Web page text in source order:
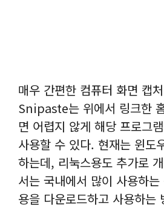
매우 간편한 컴퓨터 화면 캡
Snipaste는 위에서 링크한
면 어렵지 않게 해당 프로그
사용할 수 있다. 현재는 윈도
하는데, 리눅스용도 추가로
서는 국내에서 많이 사용하
용을 다운로드하고 사용하는